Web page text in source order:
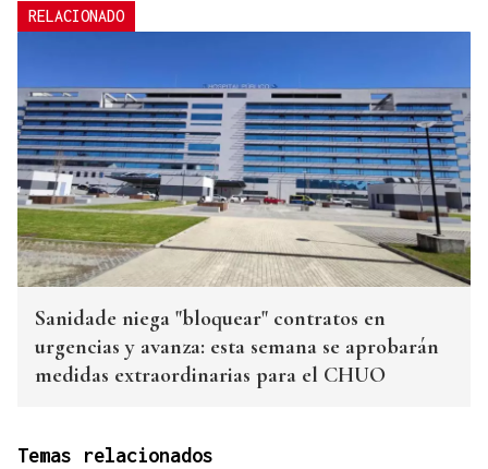
RELACIONADO
Sanidade niega "bloquear" contratos en
urgencias y avanza: esta semana se aprobarán
medidas extraordinarias para el CHUO
Temas relacionados